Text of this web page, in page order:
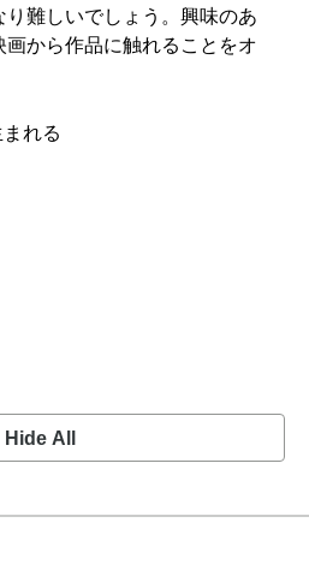
難しいでしょう。興味のあ
から作品に触れることをオ
れる
Hide All